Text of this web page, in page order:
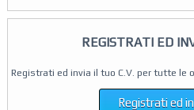
REGISTRATI ED
Registrati ed invia il tuo C.V. per tutte le
Registrati ed